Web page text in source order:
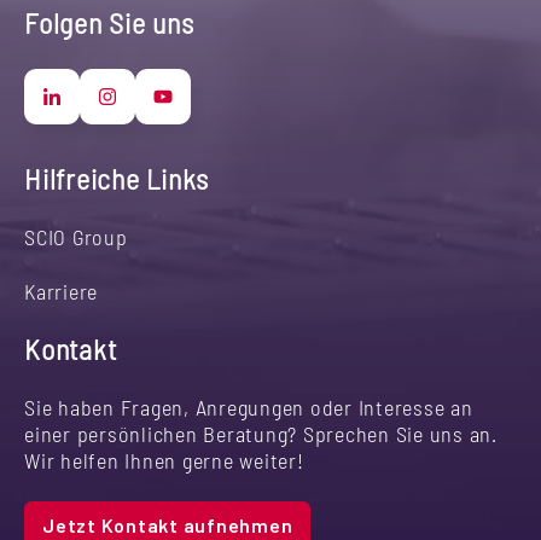
Folgen Sie uns
Hilfreiche Links
SCIO Group
Karriere
Kontakt
Sie haben Fragen, Anregungen oder Interesse an
einer persönlichen Beratung? Sprechen Sie uns an.
Wir helfen Ihnen gerne weiter!
Jetzt Kontakt aufnehmen